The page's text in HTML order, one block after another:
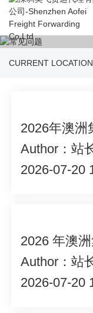
CURRENT LOCATION
Author：站
2026-07-20
Author：站
2026-07-20